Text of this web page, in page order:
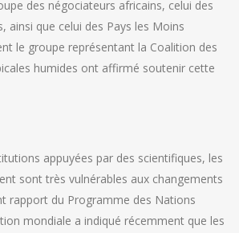
des négociateurs africains, celui des
ainsi que celui des Pays les Moins
le groupe représentant la Coalition des
humides ont affirmé soutenir cette
appuyées par des scientifiques, les
sont très vulnérables aux changements
rapport du Programme des Nations
mondiale a indiqué récemment que les